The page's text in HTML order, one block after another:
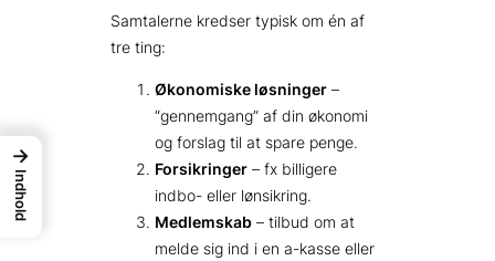
Samtalerne kredser typisk om én af
tre ting:
Økonomiske løsninger –
“gennemgang” af din økonomi
og forslag til at spare penge.
Forsikringer – fx billigere
indbo- eller lønsikring.
Medlemskab – tilbud om at
melde sig ind i en a-kasse eller
→
Indhold